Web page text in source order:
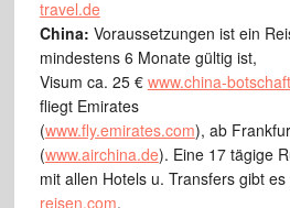
travel.de
China: Voraussetzungen ist ein
mindestens 6 Monate gültig ist,
Visum ca. 25 € www.china-
fliegt Emirates
(www.fly.emirates.com), ab
(www.airchina.de). Eine 17 tägige
mit allen Hotels u. Transfers gibt es
reisen.com.